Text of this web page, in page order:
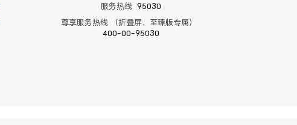
服务热线 95030
尊享服务热线 （折叠屏、至臻版专属）
400-00-95030